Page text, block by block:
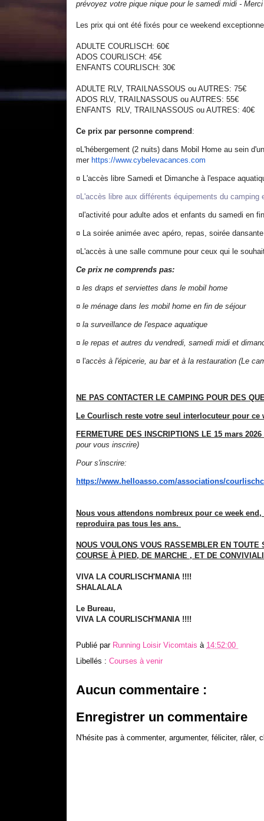
prévoyez votre pique nique pour le samedi midi -
Les prix qui ont été fixés pour ce weekend
ADULTE COURLISCH: 60€
ADOS COURLISCH: 45€
ENFANTS COURLISCH: 30€
ADULTE RLV, TRAILNASSOUS ou AUTRES: 75€
ADOS RLV, TRAILNASSOUS ou AUTRES: 55€
ENFANTS RLV, TRAILNASSOUS ou AUTRES: 40€
Ce prix par personne comprend :
¤L'hébergement (2 nuits) dans Mobil Home au sein
mer https://www.cybelevacances.com
¤ L'accès libre Samedi et Dimanche à l'espace
¤L'accès libre aux différents équipements du camping
¤l'activité pour adulte ados et enfants du samedi en
¤ La soirée animée avec apéro, repas, soirée
¤L'accès à une salle commune pour ceux qui le
Ce prix ne comprends pas:
¤ les draps et serviettes dans le mobil home
¤ le ménage dans les mobil home en fin de séjour
¤ la surveillance de l'espace aquatique
¤ le repas et autres du vendredi, samedi midi et
¤ l'accès à l'épicerie, au bar et à la restauration (Le
NE PAS CONTACTER LE CAMPING POUR DES
Le Courlisch reste votre seul interlocuteur pour ce
FERMETURE DES INSCRIPTIONS LE 15 mars 2026
pour vous inscrire)
Pour s'inscrire:
https://www.helloasso.com/associations/
Nous vous attendons nombreux pour ce week
reproduira pas tous les ans.
NOUS VOULONS VOUS RASSEMBLER EN TOUTE
COURSE À PIED, DE MARCHE , ET DE
VIVA LA COURLISCH'MANIA !!!!
SHALALALA
Le Bureau,
VIVA LA COURLISCH'MANIA !!!!
Publié par Running Loisir Vicomtais à 14:52:00
Libellés : Courses à venir
Aucun commentaire :
Enregistrer un commentaire
N'hésite pas à commenter, argumenter, féliciter, râler,